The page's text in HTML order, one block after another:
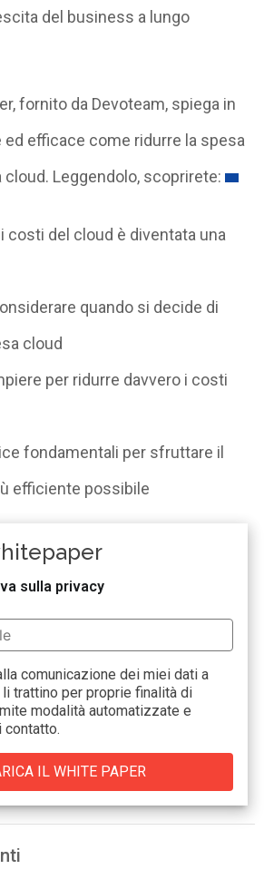
del business a lungo
fornito da Devoteam, spiega in
efficace come ridurre la spesa
cloud. Leggendolo, scoprirete:
costi del cloud è diventata una
quando si decide di
cloud
per ridurre davvero i costi
fondamentali per sfruttare il
efficiente possibile
sulla privacy
comunicazione dei miei dati a
li trattino per proprie finalità di
modalità automatizzate e
contatto.